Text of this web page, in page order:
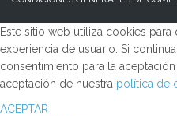
Este sitio web utiliza cookies
experiencia de usuario. Si
consentimiento para la
aceptación de nuestra política de
ACEPTAR